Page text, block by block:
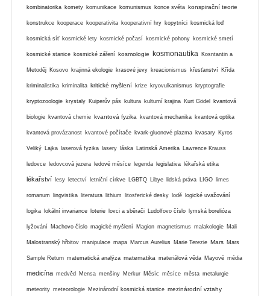
kombinatorika komety komunikace komunismus konce světa konspirační teorie
konstrukce kooperace kooperativita kooperativní hry kopytníci kosmická loď
kosmická síť kosmické lety kosmické počasí kosmické pohony kosmické smetí
kosmické stanice kosmické záření kosmologie kosmonautika Kosntantin a
Metoděj Kosovo krajinná ekologie krasové jevy kreacionismus křesťanství Křída
kriminalistika kriminalita kritické myšlení krize kryovulkanismus kryptografie
kryptozoologie krystaly Kuiperův pás kultura kulturní krajina Kurt Gödel kvantová
biologie kvantová chemie kvantová fyzika kvantová mechanika kvantová optika
kvantová provázanost kvantové počítače kvark-gluonové plazma kvasary Kyros
Veliký Lajka laserová fyzika lasery láska Latinská Amerika Lawrence Krauss
ledovce ledovcová jezera ledové měsíce legenda legislativa lékařská etika
lékařství lesy letectví letniční církve LGBTQ Libye lidská práva LIGO limes
romanum lingvistika literatura lithium litosferické desky lodě logické uvažování
logika lokální invariance loterie lovci a sběrači Ludolfovo číslo lymská borelióza
lyžování Machovo číslo magické myšlení Magion magnetismus malakologie Mali
Malostranský hřbitov manipulace mapa Marcus Aurelius Marie Terezie Mars Mars
Sample Return matematická analýza matematika materiálová věda Mayové média
medicína medvěd Mensa menšiny Merkur Měsíc měsíce města metalurgie
meteority meteorologie Mezinárodní kosmická stanice mezinárodní vztahy